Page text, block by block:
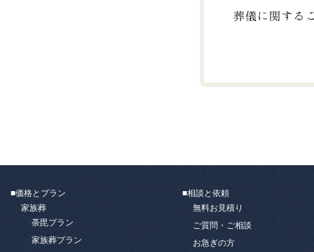
■価格とプラン
家族葬
荼毘プラン
家族葬プラン
■相談と依頼
無料お見積り
ご質問・ご相談
お急ぎの方